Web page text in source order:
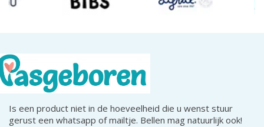
Is een product niet in de hoeveelheid die u wenst stuur
gerust een whatsapp of mailtje. Bellen mag natuurlijk ook!